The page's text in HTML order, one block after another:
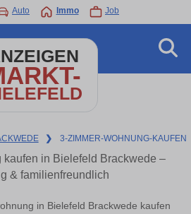
Auto Immo Job
❯ 3-ZIMMER-WOHNUNG-KAUFEN
kaufen in Bielefeld Brackwede –
& familienfreundlich
in Bielefeld Brackwede kaufen